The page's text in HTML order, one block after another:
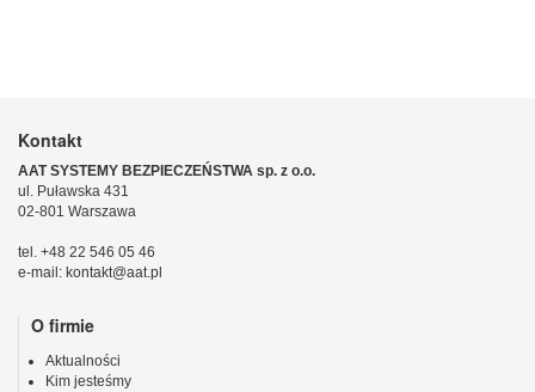
Kontakt
AAT SYSTEMY BEZPIECZEŃSTWA sp. z o.o.
ul. Puławska 431
02-801 Warszawa
tel. +48 22 546 05 46
e-mail: kontakt@aat.pl
O firmie
Aktualności
Kim jesteśmy